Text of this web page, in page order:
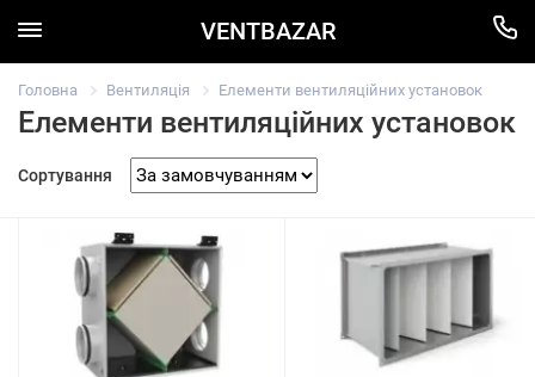
VENTBAZAR
Головна Вентиляція Елементи вентиляційних установок
Елементи вентиляційних установок
Сортування